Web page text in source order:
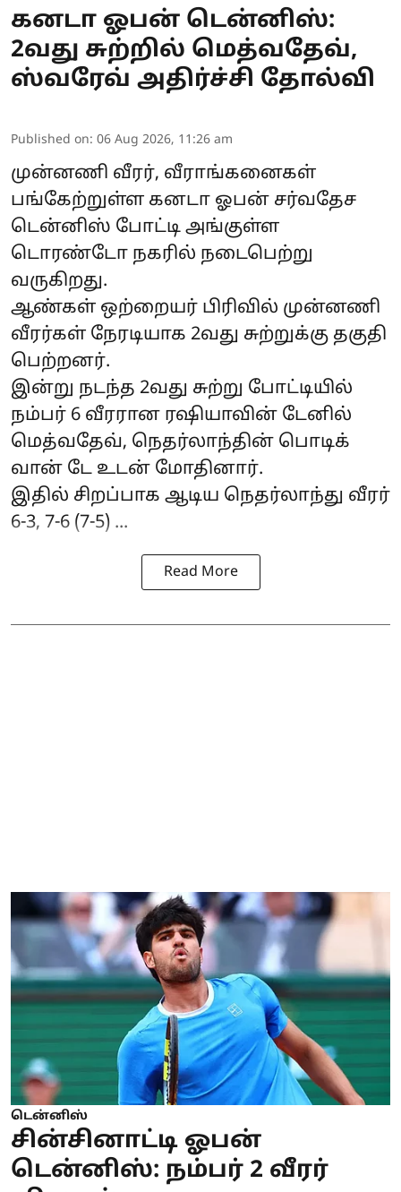
கனடா ஓபன் டென்னிஸ்:
2வது சுற்றில் மெத்வதேவ்,
ஸ்வரேவ் அதிர்ச்சி தோல்வி
Published on: 06 Aug 2026, 11:26 am
முன்னணி வீரர், வீராங்கனைகள்
பங்கேற்றுள்ள கனடா ஓபன் சர்வதேச
டென்னிஸ் போட்டி அங்குள்ள
டொரண்டோ நகரில் நடைபெற்று
வருகிறது.
ஆண்கள் ஒற்றையர் பிரிவில் முன்னணி
வீரர்கள் நேரடியாக 2வது சுற்றுக்கு தகுதி
பெற்றனர்.
இன்று நடந்த 2வது சுற்று போட்டியில்
நம்பர் 6 வீரரான ரஷியாவின் டேனில்
மெத்வதேவ், நெதர்லாந்தின் பொடிக்
வான் டே உடன் மோதினார்.
இதில் சிறப்பாக ஆடிய நெதர்லாந்து வீரர்
6-3, 7-6 (7-5) ...
Read More
டென்னிஸ்
சின்சினாட்டி ஓபன்
டென்னிஸ்: நம்பர் 2 வீரர்